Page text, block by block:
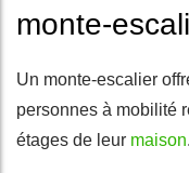
monte-
Un monte-escalier
personnes à mobilité
étages de leur maison.